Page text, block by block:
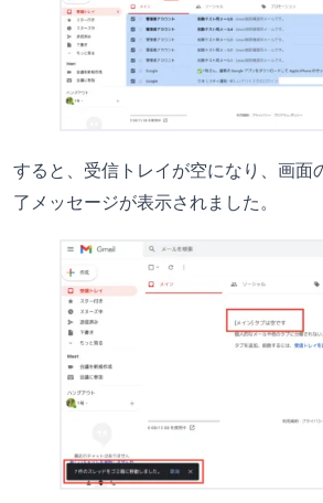
すると、受信トレイが空になり、画面
了メッセージが表示されました。